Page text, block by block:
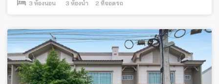
3 ห้องนอน 3 ห้องน้ำ 2 ที่จอดรถ